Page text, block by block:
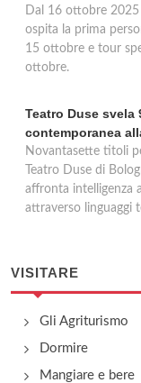
Dal 16 ottobre
ospita la prima
15 ottobre e tour
ottobre.
Teatro Duse
contemporanea
Novantasette titoli
Teatro Duse di
affronta intelligenza
attraverso linguaggi
VISITARE
Gli Agriturismo
Dormire
Mangiare e bere